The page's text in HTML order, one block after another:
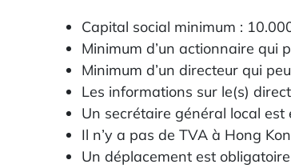
Capital social minimum :
Minimum d’un actionnaire qui
Minimum d’un directeur qui
Les informations sur le(s)
Un secrétaire général local est
Il n’y a pas de TVA à Hong
Un déplacement est